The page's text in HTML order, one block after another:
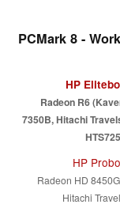
PCMark 8 -
HP
Radeon R6
7350B, Hitachi
HP
Radeon HD
Hitachi